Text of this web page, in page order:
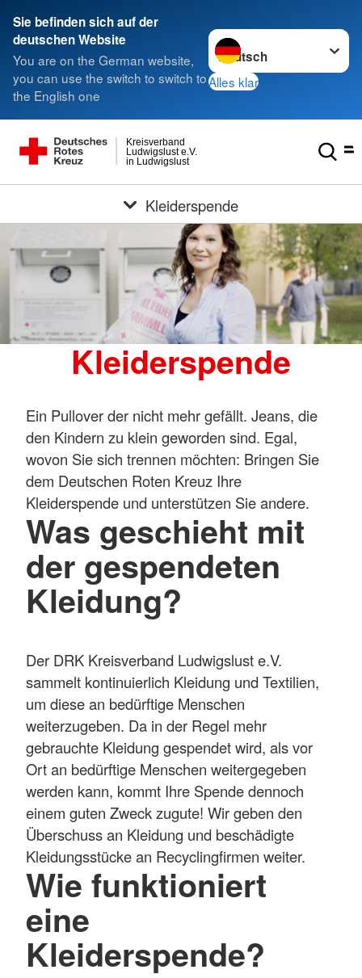
Sie befinden sich auf der
deutschen Website
You are on the German website,
you can use the switch to switch to
the English one
Sprache wechseln zu
Alles klar
in Ludwigslust
Ludwigslust e.V.
Kreisverband
Kleiderspende
Kleiderspende
Ein Pullover der nicht mehr gefällt. Jeans, die
den Kindern zu klein geworden sind. Egal,
wovon Sie sich trennen möchten: Bringen Sie
dem Deutschen Roten Kreuz Ihre
Kleiderspende und unterstützen Sie andere.
Was geschieht mit
der gespendeten
Kleidung?
Der DRK Kreisverband Ludwigslust e.V.
sammelt kontinuierlich Kleidung und Textilien,
um diese an bedürftige Menschen
weiterzugeben. Da in der Regel mehr
gebrauchte Kleidung gespendet wird, als vor
Ort an bedürftige Menschen weitergegeben
werden kann, kommt Ihre Spende dennoch
einem guten Zweck zugute! Wir geben den
Überschuss an Kleidung und beschädigte
Kleidungsstücke an Recyclingfirmen weiter.
Wie funktioniert
eine
Kleiderspende?